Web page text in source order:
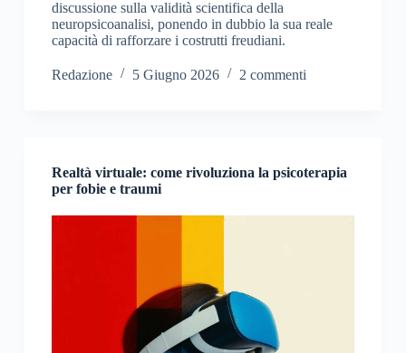
discussione sulla validità scientifica della
neuropsicoanalisi, ponendo in dubbio la sua reale
capacità di rafforzare i costrutti freudiani.
Redazione 5 Giugno 2026 2 commenti
Realtà virtuale: come rivoluziona la psicoterapia
per fobie e traumi